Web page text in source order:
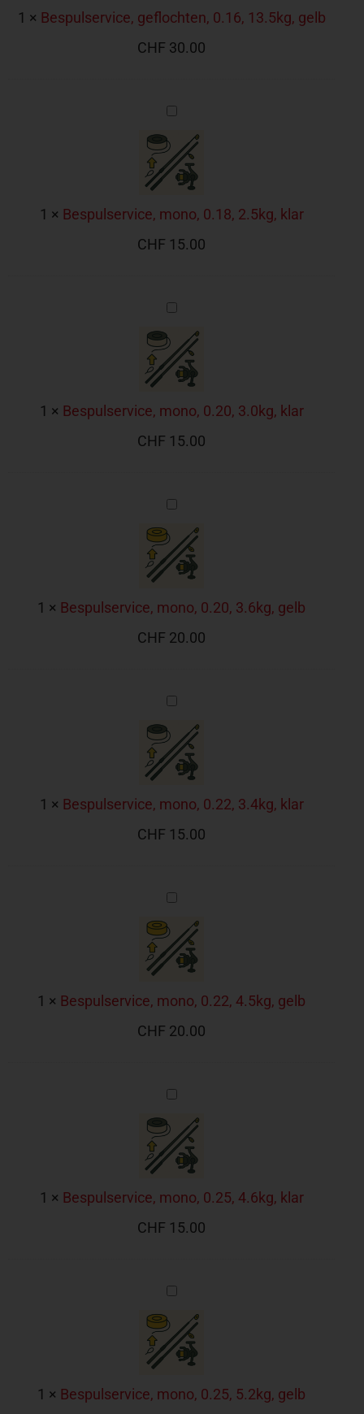
1 × Bespulservice, geflochten, 0.16, 13.5kg, gelb
CHF 30.00
Bespulservice,
mono,
0.18,
2.5kg,
klar
1 × Bespulservice, mono, 0.18, 2.5kg, klar
CHF 15.00
Bespulservice,
mono,
0.20,
3.0kg,
klar
1 × Bespulservice, mono, 0.20, 3.0kg, klar
CHF 15.00
Bespulservice,
mono,
0.20,
3.6kg,
gelb
1 × Bespulservice, mono, 0.20, 3.6kg, gelb
CHF 20.00
Bespulservice,
mono,
0.22,
3.4kg,
klar
1 × Bespulservice, mono, 0.22, 3.4kg, klar
CHF 15.00
Bespulservice,
mono,
0.22,
4.5kg,
gelb
1 × Bespulservice, mono, 0.22, 4.5kg, gelb
CHF 20.00
Bespulservice,
mono,
0.25,
4.6kg,
klar
1 × Bespulservice, mono, 0.25, 4.6kg, klar
CHF 15.00
Bespulservice,
mono,
0.25,
5.2kg,
gelb
1 × Bespulservice, mono, 0.25, 5.2kg, gelb